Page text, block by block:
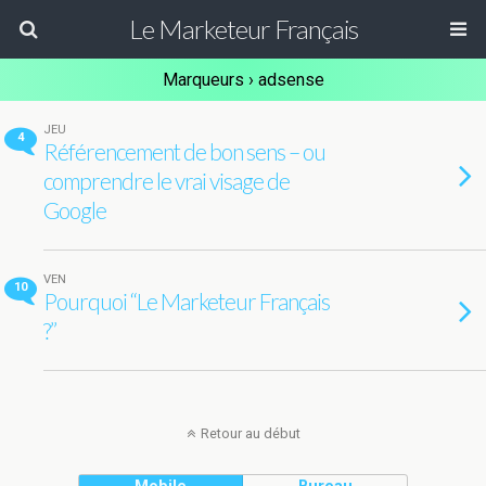
Le Marketeur Français
Marqueurs › adsense
4
JEU
Référencement de bon sens – ou
comprendre le vrai visage de
Google
10
VEN
Pourquoi “Le Marketeur Français
?”
Retour au début